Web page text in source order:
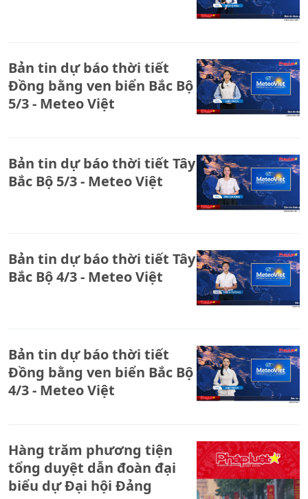
Bản tin dự báo thời tiết
Đồng bằng ven biển Bắc Bộ
5/3 - Meteo Việt
Bản tin dự báo thời tiết Tây
Bắc Bộ 5/3 - Meteo Việt
Bản tin dự báo thời tiết Tây
Bắc Bộ 4/3 - Meteo Việt
Bản tin dự báo thời tiết
Đồng bằng ven biển Bắc Bộ
4/3 - Meteo Việt
Hàng trăm phương tiện
tổng duyệt dẫn đoàn đại
biểu dự Đại hội Đảng